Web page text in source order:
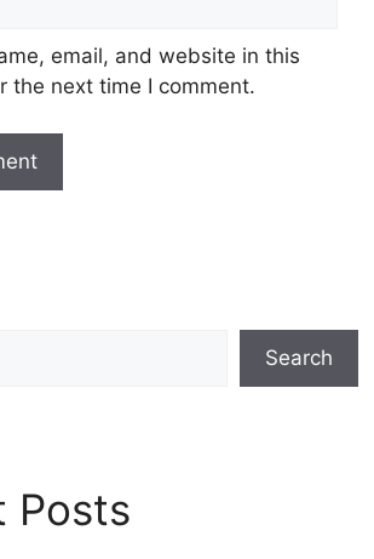
email, and website in this
the next time I comment.
Search
Posts